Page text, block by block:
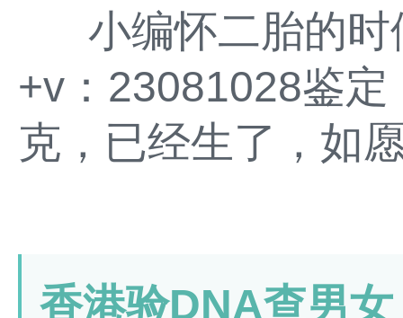
小编怀二胎的时
+v：23081028鉴
克，已经生了，如
香港验DNA查男